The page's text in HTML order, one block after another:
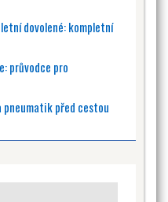
dovolené: kompletní
průvodce pro
pneumatik před cestou